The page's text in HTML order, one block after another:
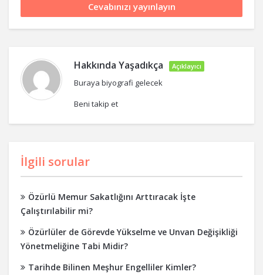
Hakkında Yaşadıkça Açıklayıcı
Buraya biyografi gelecek
Beni takip et
İlgili sorular
Özürlü Memur Sakatlığını Arttıracak İşte
Çalıştırılabilir mi?
Özürlüler de Görevde Yükselme ve Unvan Değişikliği
Yönetmeliğine Tabi Midir?
Tarihde Bilinen Meşhur Engelliler Kimler?